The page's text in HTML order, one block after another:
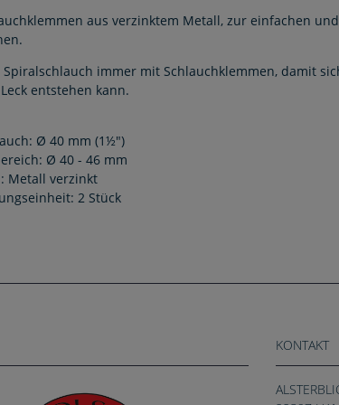
aus verzinktem Metall, zur einfachen
Spiralschlauch immer mit Schlauchklemmen, damit
entstehen kann.
Ø 40 mm (1½")
Ø 40 - 46 mm
Metall verzinkt
2 Stück
KONTAKT